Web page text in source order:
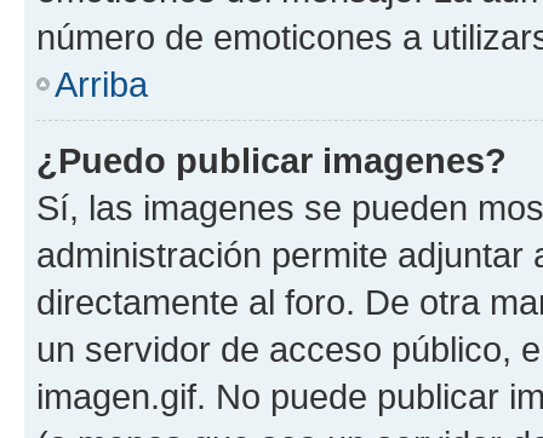
número de emoticones a
Arriba
¿Puedo publicar imagenes?
Sí, las imagenes se pueden
administración permite
directamente al foro. De otra
un servidor de acceso público,
imagen.gif. No puede publicar